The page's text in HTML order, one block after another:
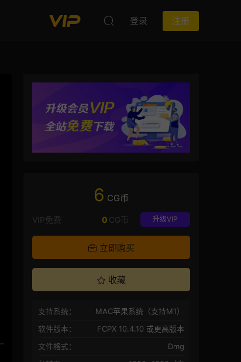
登录 注册
6 CG币
VIP免费 升级VIP
0 CG币
立即购买
收藏
支持系统：
MAC苹果系统（支持M1）
软件版本：
FCPX 10.4.10 或更高版本
文件格式：
Dmg